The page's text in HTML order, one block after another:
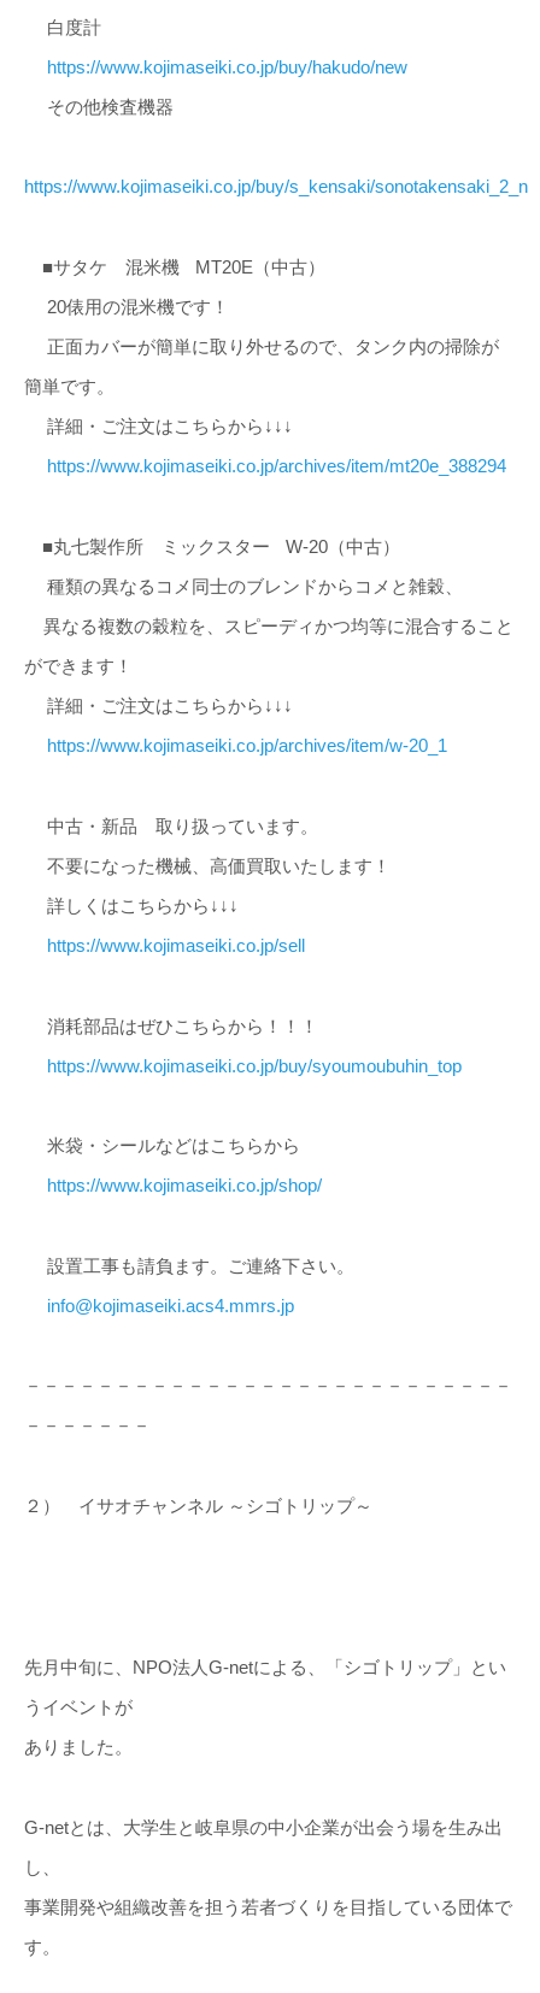
白度計
https://www.kojimaseiki.co.jp/buy/hakudo/new
その他検査機器
https://www.kojimaseiki.co.jp/buy/s_kensaki/sonotakensaki_2_n
■サタケ 混米機
MT20E（中古）
20俵用の混米機です！
正面カバーが簡単に取り外せるので、タンク内の掃除が
簡単です。
詳細・ご注文はこちらから↓↓↓
https://www.kojimaseiki.co.jp/archives/item/mt20e_388294
■丸七製作所 ミックスター
W-20（中古）
種類の異なるコメ同士のブレンドからコメと雑穀、
異なる複数の穀粒を、スピーディかつ均等に混合すること
ができます！
詳細・ご注文はこちらから↓↓↓
https://www.kojimaseiki.co.jp/archives/item/w-20_1
中古・新品 取り扱っています。
不要になった機械、高価買取いたします！
詳しくはこちらから↓↓↓
https://www.kojimaseiki.co.jp/sell
消耗部品はぜひこちらから！！！
https://www.kojimaseiki.co.jp/buy/syoumoubuhin_top
米袋・シールなどはこちらから
https://www.kojimaseiki.co.jp/shop/
設置工事も請負ます。ご連絡下さい。
info@kojimaseiki.acs4.mmrs.jp
－－－－－－－－－－－－－－－－－－－－－－－－－－－
－－－－－－－
２） イサオチャンネル ～シゴトリップ～
先月中旬に、NPO法人G-netによる、「シゴトリップ」とい
うイベントが
ありました。
G-netとは、大学生と岐阜県の中小企業が出会う場を生み出
し、
事業開発や組織改善を担う若者づくりを目指している団体で
す。